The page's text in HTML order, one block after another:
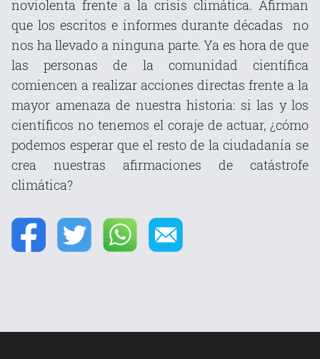
noviolenta frente a la crisis climática. Afirman
que los escritos e informes durante décadas no
nos ha llevado a ninguna parte. Ya es hora de que
las personas de la comunidad científica
comiencen a realizar acciones directas frente a la
mayor amenaza de nuestra historia: si las y los
científicos no tenemos el coraje de actuar, ¿cómo
podemos esperar que el resto de la ciudadanía se
crea nuestras afirmaciones de catástrofe
climática?